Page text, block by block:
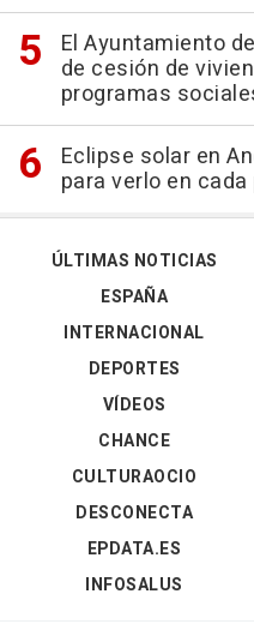
El Ayuntamiento
de cesión de
programas
Eclipse solar en
para verlo en
ÚLTIMAS NOTICIAS
ESPAÑA
INTERNACIONAL
DEPORTES
VÍDEOS
CHANCE
CULTURAOCIO
DESCONECTA
EPDATA.ES
INFOSALUS